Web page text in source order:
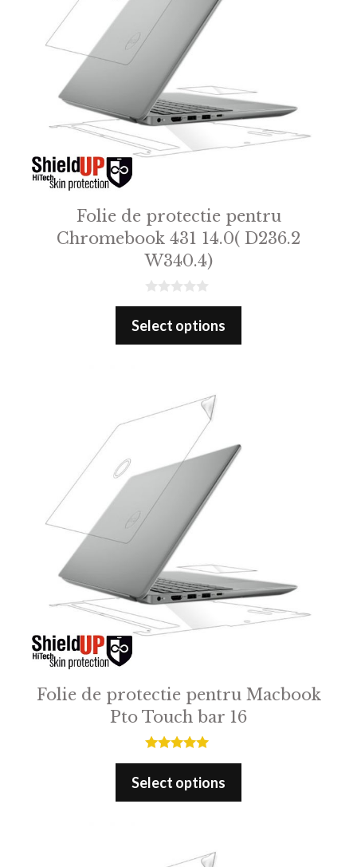
Folie de protectie pentru
Chromebook 431 14.0( D236.2
W340.4)
0
u
Select options
Folie de protectie pentru Macbook
Pto Touch bar 16
5.00
Select options